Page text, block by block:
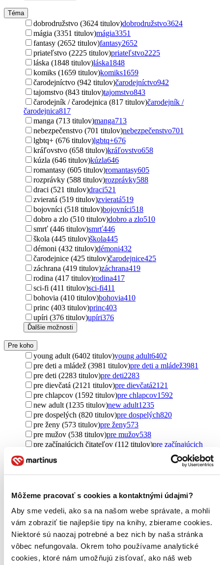
Môžeme pracovať s cookies a kontaktnými údajmi?
Aby sme vedeli, ako sa na našom webe správate, a mohli
vám zobraziť tie najlepšie tipy na knihy, zbierame cookies.
Niektoré sú naozaj potrebné a bez nich by naša stránka
vôbec nefungovala. Okrem toho používame analytické
cookies, ktoré nám umožňujú zisťovať, ako náš web
Téma
dobrodružstvo (3624 titulov)dobrodružstvo3624
mágia (3351 titulov)mágia3351
fantasy (2652 titulov)fantasy2652
priateľstvo (2225 titulov)priateľstvo2225
láska (1848 titulov)láska1848
komiks (1659 titulov)komiks1659
čarodejníctvo (942 titulov)čarodejníctvo942
tajomstvo (843 titulov)tajomstvo843
čarodejník / čarodejnica (817 titulov)čarodejník /
čarodejnica817
manga (713 titulov)manga713
nebezpečenstvo (701 titulov)nebezpečenstvo701
lgbtq+ (676 titulov)lgbtq+676
kráľovstvo (658 titulov)kráľovstvo658
kúzla (646 titulov)kúzla646
romantasy (605 titulov)romantasy605
rozprávky (588 titulov)rozprávky588
draci (521 titulov)draci521
zvieratá (519 titulov)zvieratá519
bojovníci (518 titulov)bojovníci518
dobro a zlo (510 titulov)dobro a zlo510
smrť (446 titulov)smrť446
škola (445 titulov)škola445
démoni (432 titulov)démoni432
čarodejnice (425 titulov)čarodejnice425
záchrana (419 titulov)záchrana419
rodina (417 titulov)rodina417
sci-fi (411 titulov)sci-fi411
bohovia (410 titulov)bohovia410
princ (403 titulov)princ403
upíri (376 titulov)upíri376
Ďalšie možnosti
Pre koho
young adult (6402 titulov)young adult6402
pre deti a mládež (3981 titulov)pre deti a mládež3981
pre deti (2283 titulov)pre deti2283
pre dievčatá (2121 titulov)pre dievčatá2121
pre chlapcov (1592 titulov)pre chlapcov1592
new adult (1235 titulov)new adult1235
pre dospelých (820 titulov)pre dospelých820
pre ženy (573 titulov)pre ženy573
pre mužov (538 titulov)pre mužov538
pre začínajúcich čitateľov (112 titulov)pre začínajúcich
pre prvákov (69 titulov)
pre dyslektikov (37 titulov)pre dyslektikov37
pre náročných (4 tituly)pre náročných4
pre trénerov (3 tituly)
pre študentov (3 tituly) pre študentov3
pre žiakov (3 tituly)pre žiakov 3
pre kresťanov (1 titul)pre kresťanov1
pre rodičov (1 titul)
pre rodičov
Ďalšie možnosti